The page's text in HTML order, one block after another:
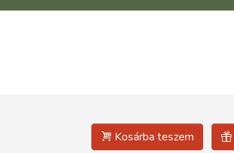
Kosárba teszem